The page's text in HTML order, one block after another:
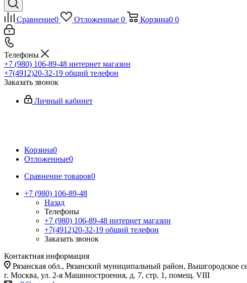
Сравнение0 Отложенные 0 Корзина0 0
Телефоны
+7 (980) 106-89-48 интернет магазин
+7(4912)20-32-19 общий телефон
Заказать звонок
Личный кабинет
Корзина0
Отложенные0
Сравнение товаров0
+7 (980) 106-89-48
Назад
Телефоны
+7 (980) 106-89-48 интернет магазин
+7(4912)20-32-19 общий телефон
Заказать звонок
Контактная информация
Рязанская обл., Рязанский муниципальный район, Вышгородское
г. Москва, ул. 2-я Машиностроения, д. 7, стр. 1, помещ. VIII